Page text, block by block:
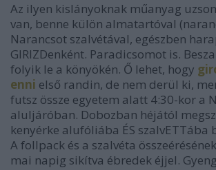
Az ilyen kislányoknak műanyag
van, benne külön almatartóval
Narancsot szalvétával, egészben
GIRIZDenként. Paradicsomot is.
folyik le a könyökén. Ő lehet, hogy
enni első randin, de nem derül ki,
futsz össze egyetem alatt 4:30-kor a
aluljáróban. Dobozban héjától
kenyérke alufóliába ÉS szalvETTába
A follpack és a szalvéta
mai napig sikítva ébredek éjjel.